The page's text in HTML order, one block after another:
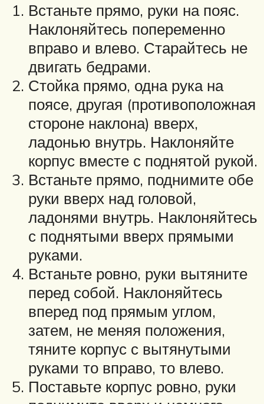
Встаньте прямо, руки на пояс.
Наклоняйтесь попеременно
вправо и влево. Старайтесь не
двигать бедрами.
Стойка прямо, одна рука на
поясе, другая (противоположная
стороне наклона) вверх,
ладонью внутрь. Наклоняйте
корпус вместе с поднятой рукой.
Встаньте прямо, поднимите обе
руки вверх над головой,
ладонями внутрь. Наклоняйтесь
с поднятыми вверх прямыми
руками.
Встаньте ровно, руки вытяните
перед собой. Наклоняйтесь
вперед под прямым углом,
затем, не меняя положения,
тяните корпус с вытянутыми
руками то вправо, то влево.
Поставьте корпус ровно, руки